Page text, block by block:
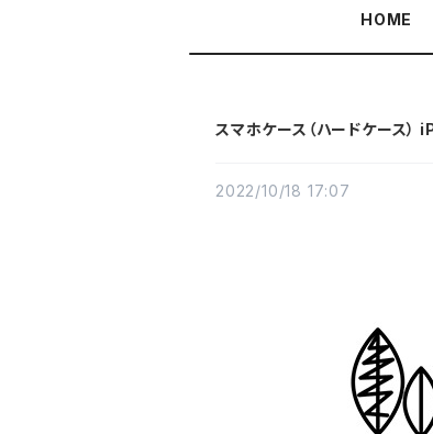
HOME
スマホケース（ハードケース
2022/10/18 17:07